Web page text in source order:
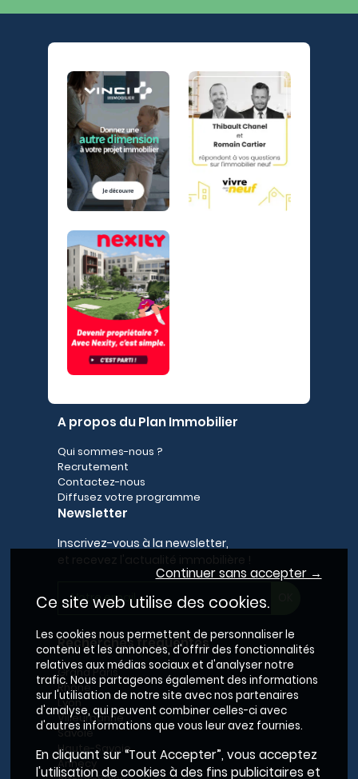
A propos du Plan Immobilier
Qui sommes-nous ?
Recrutement
Contactez-nous
Diffusez votre programme
Newsletter
Inscrivez-vous à la newsletter,
Recherches fréquentes
Grand Paris
Rhône
Lyon
Villeurbanne
Savoie
Haute-Savoie
Annecy
Continuer sans accepter →
Ce site web utilise des cookies.
Les cookies nous permettent de personnaliser le
contenu et les annonces, d'offrir des fonctionnalités
relatives aux médias sociaux et d'analyser notre
trafic. Nous partageons également des informations
sur l'utilisation de notre site avec nos partenaires
d'analyse, qui peuvent combiner celles-ci avec
d'autres informations que vous leur avez fournies.
En cliquant sur “Tout Accepter”, vous acceptez
l'utilisation de cookies à des fins publicitaires et